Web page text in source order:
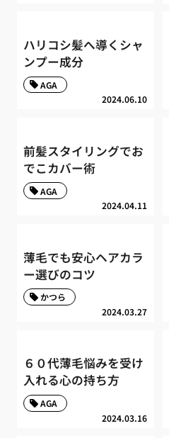
ハリコシ髪へ導くシャ
ンプー成分
2024.06.10
AGA
前髪スタイリングでお
でこカバー術
2024.04.11
AGA
薄毛でも安心ヘアカラ
ー選びのコツ
2024.03.27
かつら
６０代薄毛悩みを受け
入れる心の持ち方
2024.03.16
AGA